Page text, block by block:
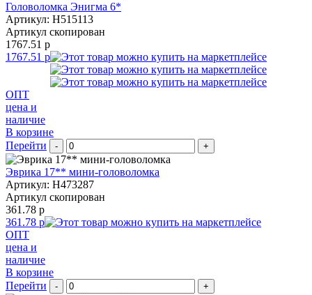
Головоломка Энигма 6*
Артикул: H515113
Артикул скопирован
1767.51 р
1767.51 р
ОПТ
цена и
наличие
В корзине
Перейти
- +
Эврика 17** мини-головоломка
Артикул: H473287
Артикул скопирован
361.78 р
361.78 р
ОПТ
цена и
наличие
В корзине
Перейти
- +